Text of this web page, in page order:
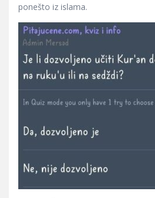
ponešto iz islama.